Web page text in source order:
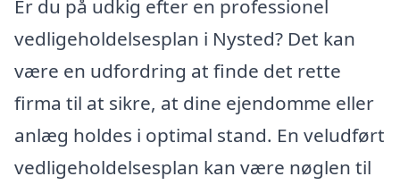
Er du på udkig efter en professionel
vedligeholdelsesplan i Nysted? Det kan
være en udfordring at finde det rette
firma til at sikre, at dine ejendomme eller
anlæg holdes i optimal stand. En veludført
vedligeholdelsesplan kan være nøglen til